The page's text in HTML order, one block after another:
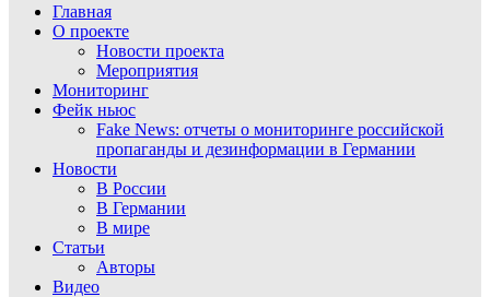
Главная
О проекте
Новости проекта
Мероприятия
Мониторинг
Фейк ньюс
Fake News: отчеты о мониторинге российской
пропаганды и дезинформации в Германии
Новости
В России
В Германии
В мире
Статьи
Авторы
Видео